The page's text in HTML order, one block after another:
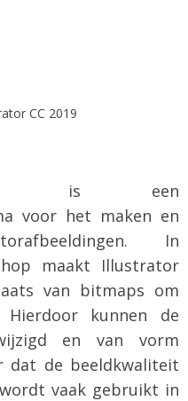
CC 2019
is een
voor het maken en
In
maakt Illustrator
van bitmaps om
Hierdoor kunnen de
en van vorm
dat de beeldkwaliteit
vaak gebruikt in